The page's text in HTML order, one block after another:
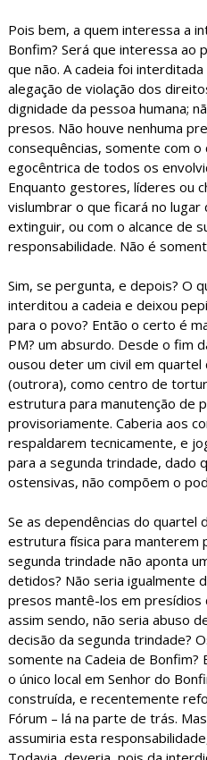
Pois bem, a quem interessa a
Bonfim? Será que interessa ao
que não. A cadeia foi
alegação de violação dos
dignidade da pessoa humana;
presos. Não houve nenhuma
consequências, somente com o
egocêntrica de todos os
Enquanto gestores, líderes ou
vislumbrar o que ficará no
extinguir, ou com o alcance de
responsabilidade. Não é
Sim, se pergunta, e depois? O
interditou a cadeia e deixou
para o povo? Então o certo é
PM? um absurdo. Desde o fim
ousou deter um civil em
(outrora), como centro de
estrutura para manutenção de
provisoriamente. Caberia aos
respaldarem tecnicamente, e
para a segunda trindade, dado
ostensivas, não compõem o
Se as dependências do quartel
estrutura física para manterem
segunda trindade não aponta
detidos? Não seria igualmente
presos mantê-los em presídios
assim sendo, não seria abuso
decisão da segunda trindade?
somente na Cadeia de
o único local em Senhor do
construída, e recentemente
Fórum – lá na parte de trás.
assumiria esta